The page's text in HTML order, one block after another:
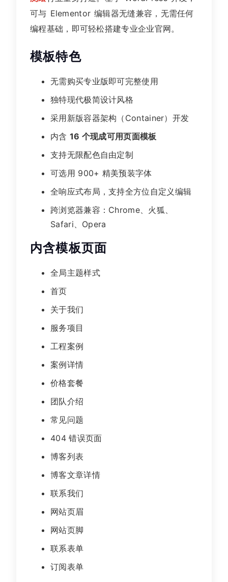
可与 Elementor 编辑器无缝兼容，无需任何
编程基础，即可轻松搭建专业企业官网。
模板特色
无需购买专业版即可完整使用
独特现代极简设计风格
采用新版容器架构（Container）开发
内含 16 个现成可用页面模板
支持无限配色自由定制
可选用 900+ 精美预装字体
全响应式布局，支持全方位自定义编辑
跨浏览器兼容：Chrome、火狐、
Safari、Opera
内含模板页面
全局主题样式
首页
关于我们
服务项目
工程案例
案例详情
价格套餐
团队介绍
常见问题
404 错误页面
博客列表
博客文章详情
联系我们
网站页眉
网站页脚
联系表单
订阅表单